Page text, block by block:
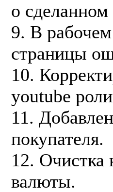
о
9. В
страницы
10.
youtube
11.
покупателя.
12. Очистка
валюты.